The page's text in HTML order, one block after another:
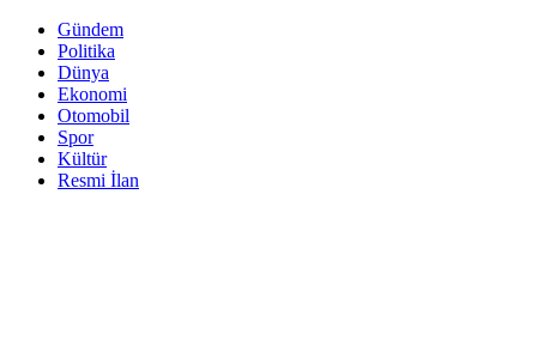
Gündem
Politika
Dünya
Ekonomi
Otomobil
Spor
Kültür
Resmi İlan